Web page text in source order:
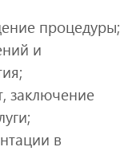
процедуры;
и
заключение
в